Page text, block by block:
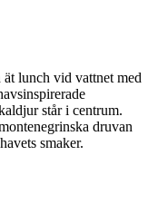
lunch vid vattnet med
står i centrum.
druvan
smaker.